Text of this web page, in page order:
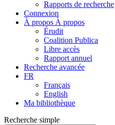
Rapports de recherche
Connexion
À propos À propos
Érudit
Coalition Publica
Libre accès
Rapport annuel
Recherche avancée
FR
Français
English
Ma bibliothèque
Recherche simple